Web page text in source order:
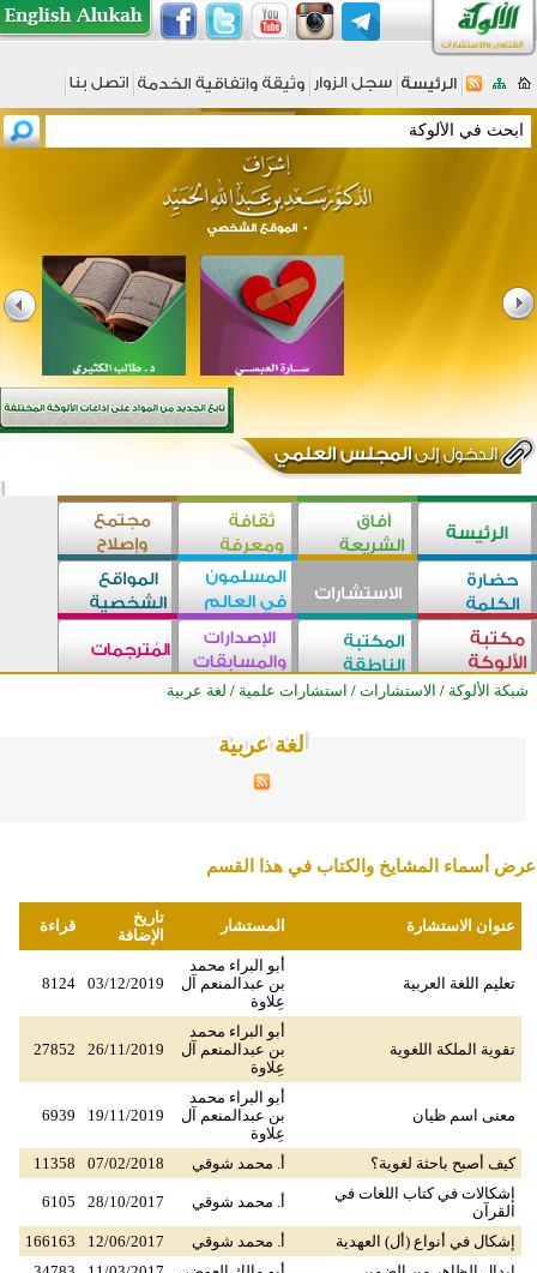
شبكة الألوكة / الاستشارات / استشارات علمية / لغة عربية
لغة عربية
لغة عربية
لغة عربية
لغة عربية
لغة عربية
لغة عربية
لغة عربية
لغة عربية
لغة عربية
لغة عربية
لغة عربية
لغة عربية
لغة عربية
لغة عربية
لغة عربية
لغة عربية
لغة عربية
لغة عربية
لغة عربية
لغة عربية
لغة عربية
لغة عربية
لغة عربية
لغة عربية
لغة عربية
عرض أسماء المشايخ والكتاب في هذا القسم
عنوان الاستشارة المستشار
تاريخ
الإضافة
قراءة
تعليم اللغة العربية
أبو البراء محمد
بن عبدالمنعم آل
عِلاوة
03/12/2019
8124
تقوية الملكة اللغوية
أبو البراء محمد
بن عبدالمنعم آل
عِلاوة
26/11/2019
27852
معنى اسم ظيان
أبو البراء محمد
بن عبدالمنعم آل
عِلاوة
19/11/2019
6939
كيف أصبح باحثة لغوية؟ أ. محمد شوقي 07/02/2018
11358
إشكالات في كتاب اللغات في
القرآن
أ. محمد شوقي 28/10/2017
6105
إشكال في أنواع (أل) العهدية أ. محمد شوقي 12/06/2017
166163